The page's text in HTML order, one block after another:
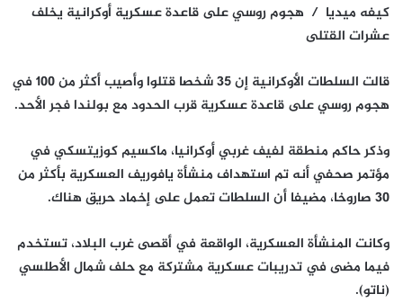
كيفه ميديا / هجوم روسي على قاعدة عسكرية أوكرانية يخلف
عشرات القتلى
قالت السلطات الأوكرانية إن 35 شخصا قتلوا وأصيب أكثر من 100 في
هجوم روسي على قاعدة عسكرية قرب الحدود مع بولندا فجر الأحد.
وذكر حاكم منطقة لفيف غربي أوكرانيا، ماكسيم كوزيتسكي في
مؤتمر صحفي أنه تم استهداف منشأة يافوريف العسكرية بأكثر من
30 صاروخا، مضيفا أن السلطات تعمل على إخماد حريق هناك.
وكانت المنشأة العسكرية، الواقعة في أقصى غرب البلاد، تستخدم
فيما مضى في تدريبات عسكرية مشتركة مع حلف شمال الأطلسي
(ناتو).